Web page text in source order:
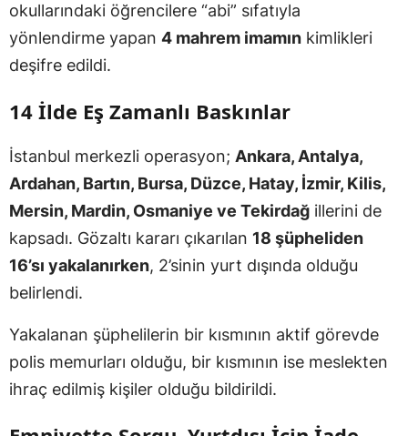
okullarındaki öğrencilere “abi” sıfatıyla
yönlendirme yapan 4 mahrem imamın kimlikleri
deşifre edildi.
14 İlde Eş Zamanlı Baskınlar
İstanbul merkezli operasyon; Ankara, Antalya,
Ardahan, Bartın, Bursa, Düzce, Hatay, İzmir, Kilis,
Mersin, Mardin, Osmaniye ve Tekirdağ illerini de
kapsadı. Gözaltı kararı çıkarılan 18 şüpheliden
16’sı yakalanırken, 2’sinin yurt dışında olduğu
belirlendi.
Yakalanan şüphelilerin bir kısmının aktif görevde
polis memurları olduğu, bir kısmının ise meslekten
ihraç edilmiş kişiler olduğu bildirildi.